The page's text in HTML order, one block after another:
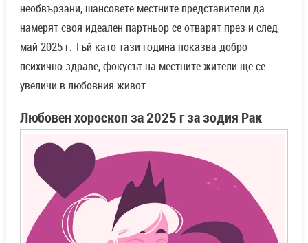
необвързани, шансовете местните представители да
намерят своя идеален партньор се отварят през и след
май 2025 г. Тъй като тази година показва добро
психично здраве, фокусът на местните жители ще се
увеличи в любовния живот.
Любовен хороскоп за 2025 г за зодия Рак